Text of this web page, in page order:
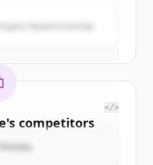
ม
Organic keyword overlap
's competitors
all
</>
นักลงทุน